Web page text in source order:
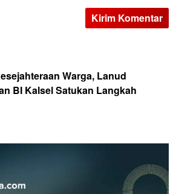
Warga, Lanud
BI Kalsel Satukan Langkah